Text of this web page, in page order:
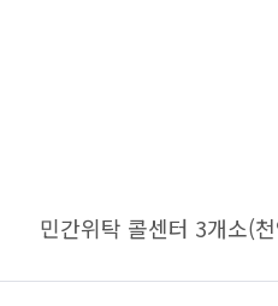
민간위탁 콜센터 3개소(